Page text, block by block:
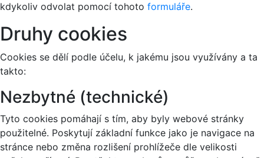
kdykoliv odvolat pomocí tohoto formuláře.
Druhy cookies
Cookies se dělí podle účelu, k jakému jsou využívány a ta
takto:
Nezbytné (technické)
Tyto cookies pomáhají s tím, aby byly webové stránky
použitelné. Poskytují základní funkce jako je navigace na
stránce nebo změna rozlišení prohlížeče dle velikosti